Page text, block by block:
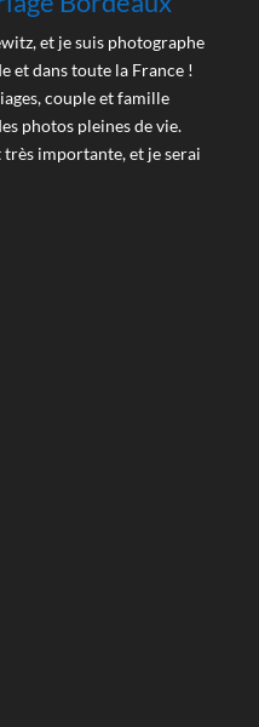
et je suis photographe
et dans toute la France !
couple et famille
photos pleines de vie.
très importante, et je serai